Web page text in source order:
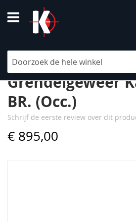
naar
de
Tanner Match
Grendelgeweer
BR. (Occ.)
Schrijf de eerste review over dit
€ 895,00